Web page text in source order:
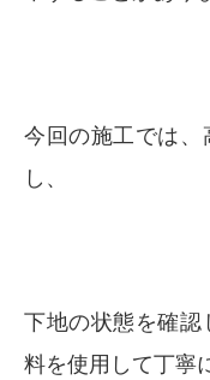
今回の施工では、
し、
下地の状態を確認
料を使用して丁寧